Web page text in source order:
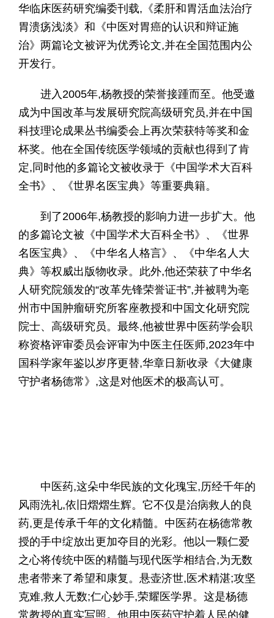
华临床医药研究编委刊载,《柔肝和胃活血法治疗
胃溃疡浅淡》和《中医对胃癌的认识和辩证施
治》两篇论文被评为优秀论文,并在全国范围内公
开发行。
进入2005年,杨教授的荣誉接踵而至。他受邀
成为中国改革与发展研究院高级研究员,并在中国
科技理论成果丛书编委会上再次荣获特等奖和金
杯奖。他在全国传统医学领域的贡献也得到了肯
定,同时他的多篇论文被收录于《中国学术大百科
全书》、《世界名医宝典》等重要典籍。
到了2006年,杨教授的影响力进一步扩大。他
的多篇论文被《中国学术大百科全书》、《世界
名医宝典》、《中华名人格言》、《中华名人大
典》等权威出版物收录。此外,他还荣获了中华名
人研究院颁发的“改革先锋荣誉证书”,并被聘为亳
州市中国肿瘤研究所客座教授和中国文化研究院
院士、高级研究员。最终,他被世界中医药学会职
称资格评审委员会评审为中医主任医师,2023年中
国科学家年鉴以岁序更替,华章日新收录《大健康
守护者杨德常》,这是对他医术的极高认可。
中医药,这朵中华民族的文化瑰宝,历经千年的
风雨洗礼,依旧熠熠生辉。它不仅是治病救人的良
药,更是传承千年的文化精髓。中医药在杨德常教
授的手中绽放出更加夺目的光彩。他以一颗仁爱
之心将传统中医的精髓与现代医学相结合,为无数
患者带来了希望和康复。悬壶济世,医术精湛;攻坚
克难,救人无数;仁心妙手,荣耀医学界。这是杨德
常教授的真实写照。他用中医药守护着人民的健